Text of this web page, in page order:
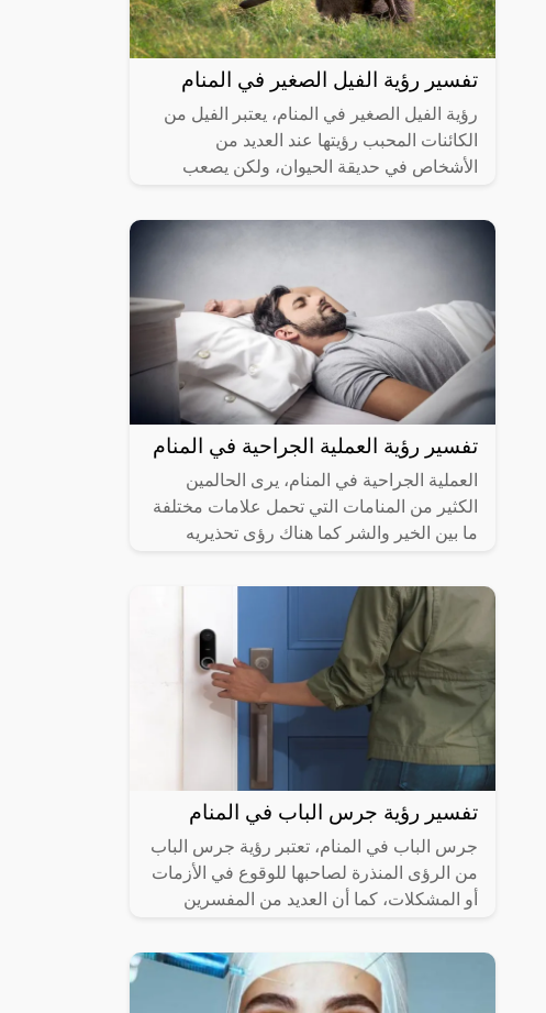
تفسير رؤية الفيل الصغير في المنام
رؤية الفيل الصغير في المنام، يعتبر الفيل من
الكائنات المحبب رؤيتها عند العديد من
الأشخاص في حديقة الحيوان، ولكن يصعب
تفسير رؤية العملية الجراحية في المنام
العملية الجراحية في المنام، يرى الحالمين
الكثير من المنامات التي تحمل علامات مختلفة
ما بين الخير والشر كما هناك رؤى تحذيريه
تفسير رؤية جرس الباب في المنام
جرس الباب في المنام، تعتبر رؤية جرس الباب
من الرؤى المنذرة لصاحبها للوقوع في الأزمات
أو المشكلات، كما أن العديد من المفسرين